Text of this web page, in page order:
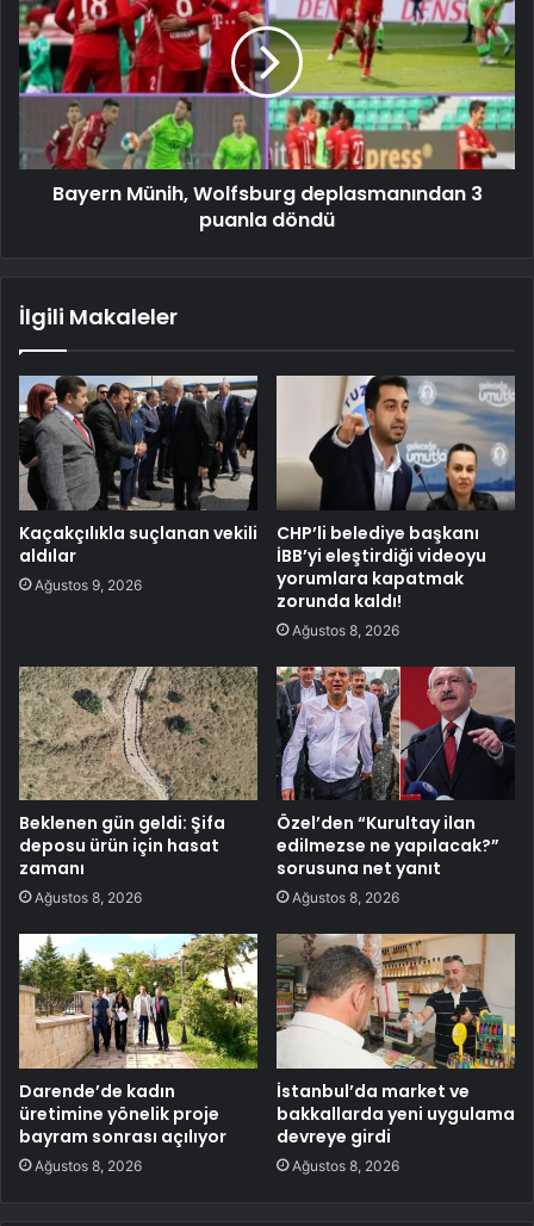
Bayern Münih, Wolfsburg deplasmanından 3
puanla döndü
İlgili Makaleler
Kaçakçılıkla suçlanan vekili
aldılar
Ağustos 9, 2026
CHP’li belediye başkanı
İBB’yi eleştirdiği videoyu
yorumlara kapatmak
zorunda kaldı!
Ağustos 8, 2026
Beklenen gün geldi: Şifa
deposu ürün için hasat
zamanı
Ağustos 8, 2026
Özel’den “Kurultay ilan
edilmezse ne yapılacak?”
sorusuna net yanıt
Ağustos 8, 2026
Darende’de kadın
üretimine yönelik proje
bayram sonrası açılıyor
Ağustos 8, 2026
İstanbul’da market ve
bakkallarda yeni uygulama
devreye girdi
Ağustos 8, 2026